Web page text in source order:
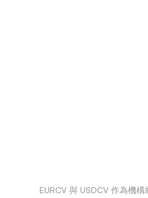
EURCV 與 USDCV 作為機